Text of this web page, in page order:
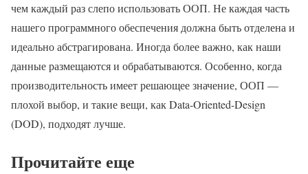
чем каждый раз слепо использовать ООП. Не каждая часть
нашего программного обеспечения должна быть отделена и
идеально абстрагирована. Иногда более важно, как наши
данные размещаются и обрабатываются. Особенно, когда
производительность имеет решающее значение, ООП —
плохой выбор, и такие вещи, как Data-Oriented-Design
(DOD), подходят лучше.
Прочитайте еще